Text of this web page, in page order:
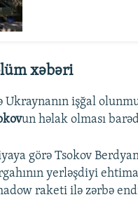
xəbəri
Ukraynanın işğal
un həlak olması
görə Tsokov
yerləşdiyi
raketi ilə zərbə